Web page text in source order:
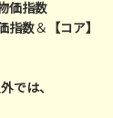
価指数
指数＆
【コア】
では、